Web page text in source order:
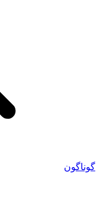
گوناگون